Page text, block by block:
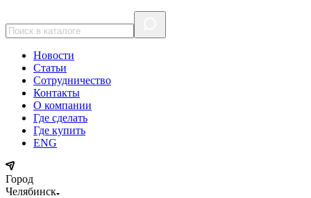
Новости
Статьи
Сотрудничество
Контакты
О компании
Где сделать
Где купить
ENG
Город
Челябинск